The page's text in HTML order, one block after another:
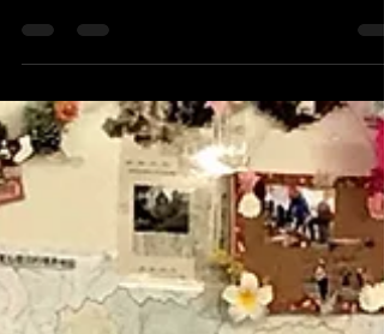
くれました！ 濱守栄子こと濱ちゃんは これまで
前高田市と大船渡市に 自身のCDなどの売り上げ
んばっています！...